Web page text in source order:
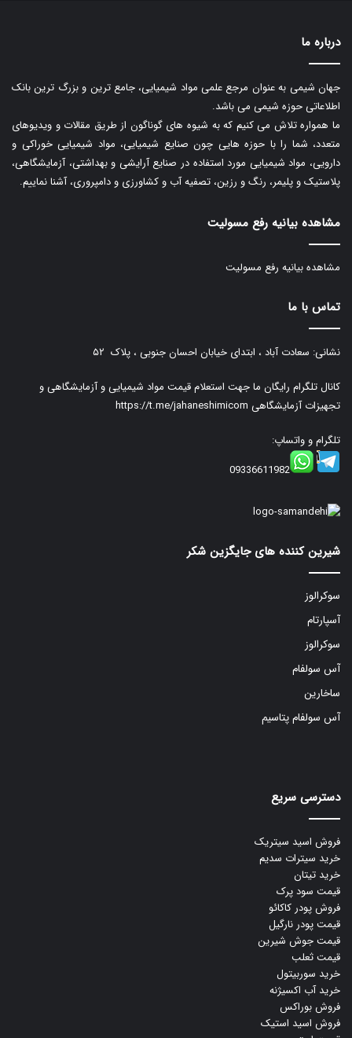
درباره ما
جهان شیمی به عنوان مرجع علمی مواد شیمیایی، جامع ترین و بزرگ ترین بانک
اطلاعاتی حوزه شیمی می باشد.
ما همواره تلاش می کنیم که به شیوه های گوناگون از طریق مقالات و ویدیوهای
متعدد، شما را با حوزه هایی چون صنایع شیمیایی، مواد شیمیایی خوراکی و
دارویی، مواد شیمیایی مورد استفاده در صنایع آرایشی و بهداشتی، آزمایشگاهی،
پلاستیک و پلیمر، رنگ و رزین، تصفیه آب و کشاورزی و دامپروری، آشنا نماییم.
مشاهده بیانیه رفع مسولیت
مشاهده بیانیه رفع مسولیت
تماس با ما
نشانی: سعادت آباد ، ابتدای خیابان احسان جنوبی ، پلاک ۵۲
کانال تلگرام رایگان ما جهت استعلام قیمت مواد شیمیایی و آزمایشگاهی و
تجهیزات آزمایشگاهی https://t.me/jahaneshimicom
تلگرام و واتساپ:
09336611982
شیرین کننده های جایگزین شکر
سوکرالوز
آسپارتام
سوکرالوز
آس سولفام
ساخارین
آس سولفام پتاسیم
دسترسی سریع
فروش اسید سیتریک
خرید سیترات سدیم
خرید تیتان
قیمت سود پرک
فروش پودر کاکائو
قیمت پودر نارگیل
قیمت جوش شیرین
قیمت ثعلب
خرید سوربیتول
خرید آب اکسیژنه
فروش بوراکس
فروش اسید استیک